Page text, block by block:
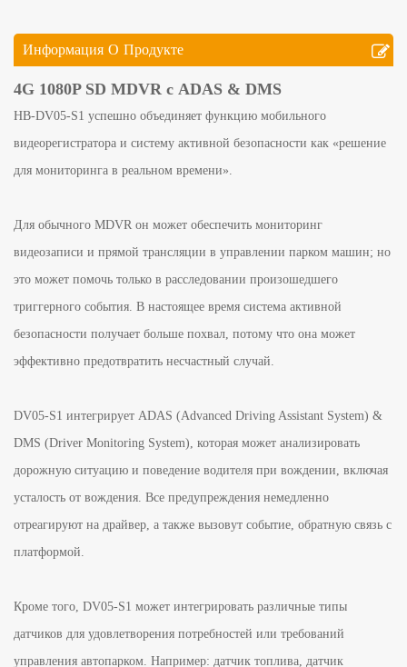
Информация О Продукте
4G 1080P SD MDVR с ADAS & DMS
HB-DV05-S1 успешно объединяет функцию мобильного
видеорегистратора и систему активной безопасности как «решение
для мониторинга в реальном времени».
Для обычного MDVR он может обеспечить мониторинг
видеозаписи и прямой трансляции в управлении парком машин; но
это может помочь только в расследовании произошедшего
триггерного события. В настоящее время система активной
безопасности получает больше похвал, потому что она может
эффективно предотвратить несчастный случай.
DV05-S1 интегрирует ADAS (Advanced Driving Assistant System) &
DMS (Driver Monitoring System), которая может анализировать
дорожную ситуацию и поведение водителя при вождении, включая
усталость от вождения. Все предупреждения немедленно
отреагируют на драйвер, а также вызовут событие, обратную связь с
платформой.
Кроме того, DV05-S1 может интегрировать различные типы
датчиков для удовлетворения потребностей или требований
управления автопарком. Например: датчик топлива, датчик